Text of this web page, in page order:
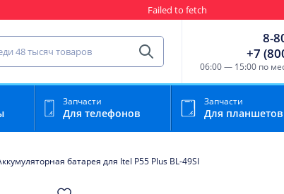
Failed to fetch
для мобильного устройства
Найти
8-
+7
06:00 — 15:00 по
Запчасти
Для телефонов
Запчасти
Для планшетов
батарея для Itel P55 Plus BL-49SI